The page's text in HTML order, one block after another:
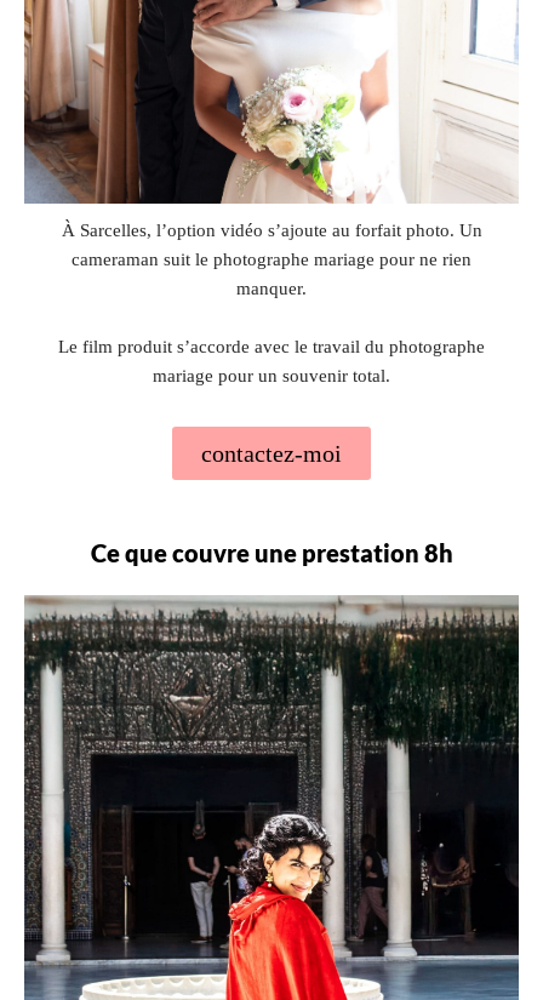
À Sarcelles, l’option vidéo s’ajoute au forfait photo. Un
cameraman suit le photographe mariage pour ne rien
manquer.
Le film produit s’accorde avec le travail du photographe
mariage pour un souvenir total.
contactez-moi
Ce que couvre une prestation 8h